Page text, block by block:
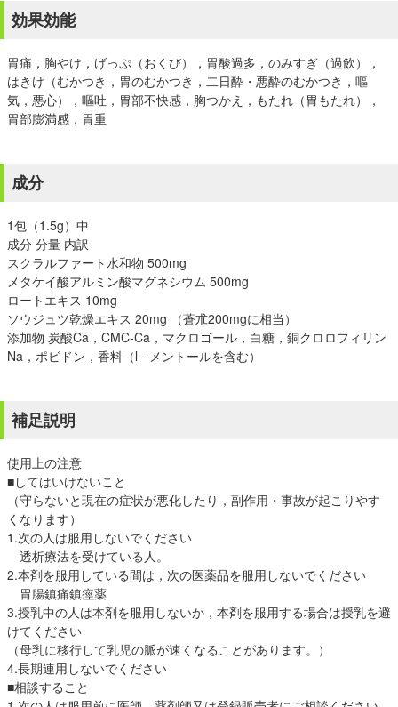
効果効能
胃痛，胸やけ，げっぷ（おくび），胃酸過多，のみすぎ（過飲），
はきけ（むかつき，胃のむかつき，二日酔・悪酔のむかつき，嘔
気，悪心），嘔吐，胃部不快感，胸つかえ，もたれ（胃もたれ），
胃部膨満感，胃重
成分
1包（1.5g）中
成分 分量 内訳
スクラルファート水和物 500mg
メタケイ酸アルミン酸マグネシウム 500mg
ロートエキス 10mg
ソウジュツ乾燥エキス 20mg （蒼朮200mgに相当）
添加物 炭酸Ca，CMC-Ca，マクロゴール，白糖，銅クロロフィリン
Na，ポビドン，香料（l - メントールを含む）
補足説明
使用上の注意
■してはいけないこと
（守らないと現在の症状が悪化したり，副作用・事故が起こりやす
くなります）
1.次の人は服用しないでください
透析療法を受けている人。
2.本剤を服用している間は，次の医薬品を服用しないでください
胃腸鎮痛鎮痙薬
3.授乳中の人は本剤を服用しないか，本剤を服用する場合は授乳を避
けてください
（母乳に移行して乳児の脈が速くなることがあります。）
4.長期連用しないでください
■相談すること